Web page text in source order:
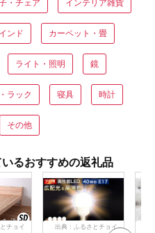
・チェア インテリア雑貨
ンド カーペット・畳
ライト・照明 鏡
ラック 寝具 時計
その他
るおすすめの返礼品
チョイ
出典：ふるさとチョイ